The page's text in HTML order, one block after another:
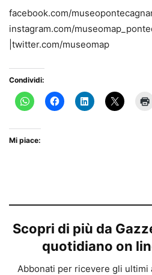
facebook.com/
instagram.com/
|twitter.com/museomap
Condividi:
Mi piace:
Scopri di più da
quotidiano on
Abbonati per ricevere gli